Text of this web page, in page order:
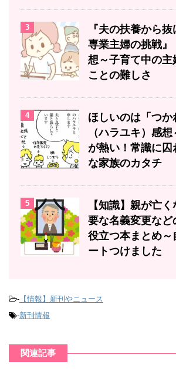
3
『夫の扶養から
専業主婦の挑戦』
想～子育て中の主
ことの難しさ
4
ほしいのは「つか
（ハラユキ）感
が熱い！常識に囚
な家族のカタチ
5
【知識】親が亡
要な名義変更など
役立つ本まとめ
ートつけました
- 【情報】新刊やニュース
-新刊情報
関連記事